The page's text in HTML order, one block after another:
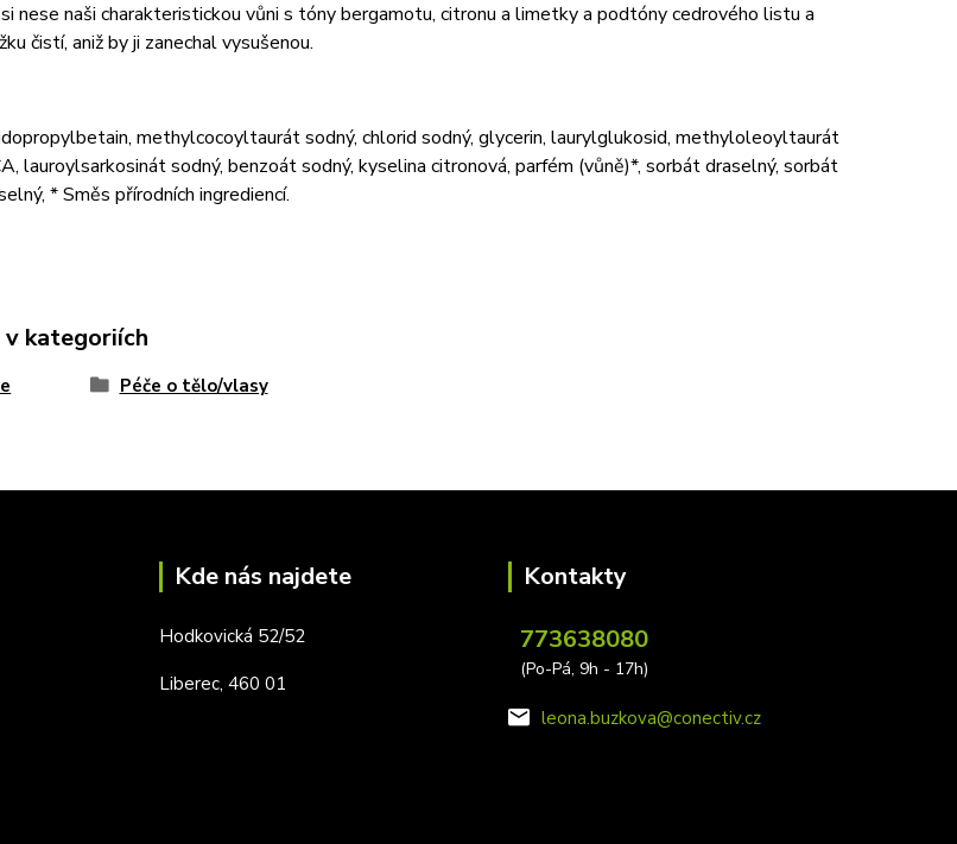
nese naši charakteristickou vůni s tóny bergamotu, citronu a limetky a podtóny cedrového listu a
čistí, aniž by ji zanechal vysušenou.
methylcocoyltaurát sodný, chlorid sodný, glycerin, laurylglukosid, methyloleoyltaurát
lauroylsarkosinát sodný, benzoát sodný, kyselina citronová, parfém (vůně)*, sorbát draselný, sorbát
* Směs přírodních ingrediencí.
v kategoriích
Péče o tělo/vlasy
Kde nás najdete
Hodkovická 52/52
Liberec, 460 01
Kontakty
773638080
(Po-Pá, 9h - 17h)
leona.buzkova@conectiv.cz